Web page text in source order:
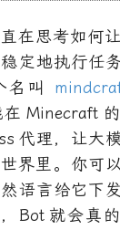
在思考如何让
定地执行任
名叫
Minecraft
代理，让大
界里。你可
语言给它下
Bot 就会真